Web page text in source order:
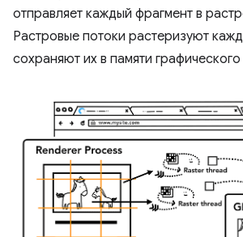
отправляет каждый фрагмент в
Растровые потоки растеризуют
сохраняют их в памяти